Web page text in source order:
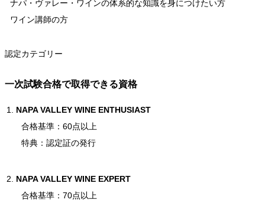
ナパ・ヴァレー・ワインの体系的な知識を身につけたい方
ワイン講師の方
認定カテゴリー
一次試験合格で取得できる資格
NAPA VALLEY WINE ENTHUSIAST
合格基準：60点以上
特典：認定証の発行
NAPA VALLEY WINE EXPERT
合格基準：70点以上